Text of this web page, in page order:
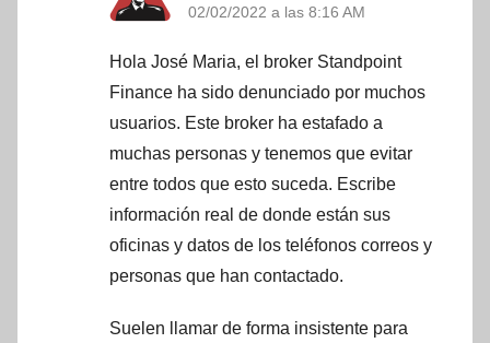
02/02/2022 a las 8:16 AM
Hola José Maria, el broker Standpoint
Finance ha sido denunciado por muchos
usuarios. Este broker ha estafado a
muchas personas y tenemos que evitar
entre todos que esto suceda. Escribe
información real de donde están sus
oficinas y datos de los teléfonos correos y
personas que han contactado.
Suelen llamar de forma insistente para